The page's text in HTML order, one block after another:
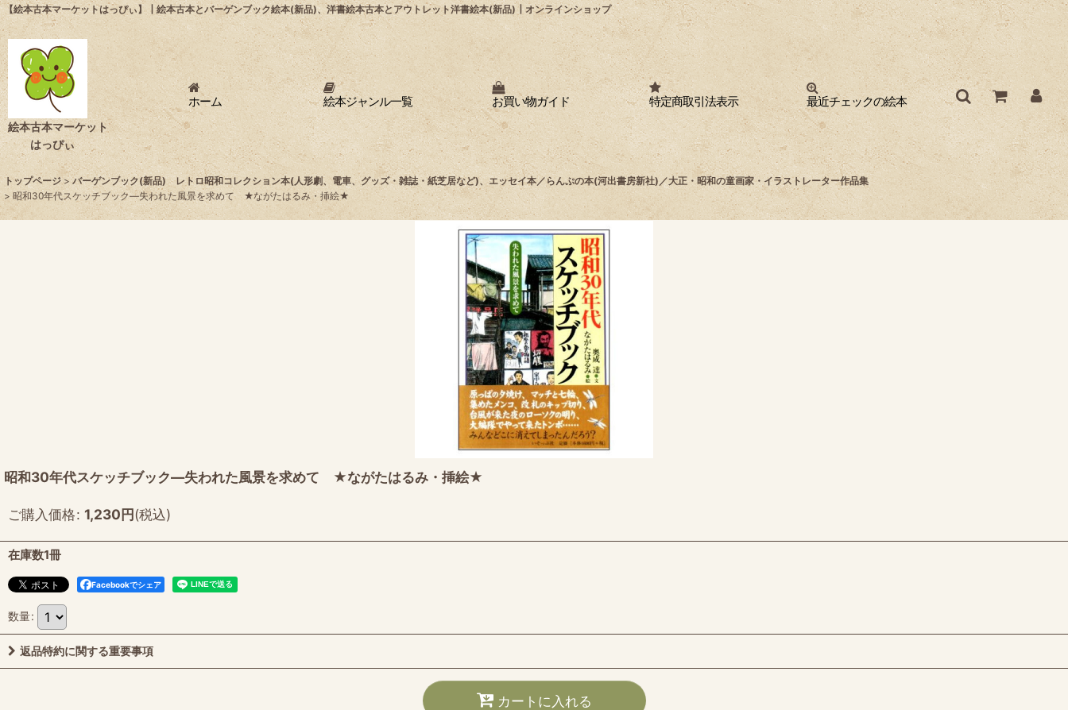
【絵本古本マーケットはっぴぃ】┃絵本古本とバーゲンブック絵本(新品)、洋書絵本古本とアウトレット洋書絵本(新品)┃オンラインショップ
絵本古本マーケット
はっぴぃ
ホーム 絵本ジャンル一覧 お買い物ガイド 特定商取引法表示 最近チェックの絵本
トップページ > バーゲンブック(新品) レトロ昭和コレクション本(人形劇、電車、グッズ・雑誌・紙芝居など)、エッセイ本／らんぷの本(河出書房新社)／大正・昭和の童画家・イラストレーター作品集
> 昭和30年代スケッチブック―失われた風景を求めて ★ながたはるみ・挿絵★
昭和30年代スケッチブック―失われた風景を求めて ★ながたはるみ・挿絵★
ご購入価格: 1,230円(税込)
在庫数1冊
Facebookでシェア
数量:
返品特約に関する重要事項
カートに入れる